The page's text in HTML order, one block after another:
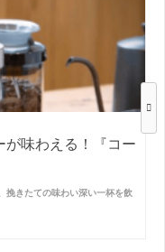
が味わえる！『コー
挽きたての味わい深い一杯を飲